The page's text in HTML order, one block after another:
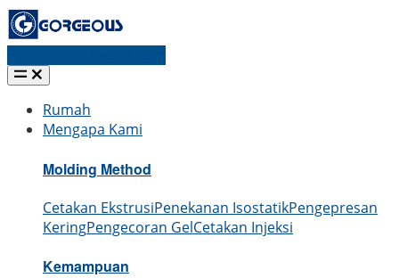
Rumah
Mengapa Kami
Molding Method
Cetakan EkstrusiPenekanan IsostatikPengepresan
KeringPengecoran GelCetakan Injeksi
Kemampuan